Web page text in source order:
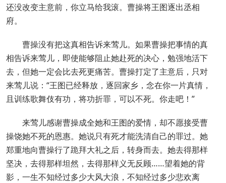
还没改变主意前，你立马给我滚。曹操将王图逐出丞相
府。
曹操没有把这真相告诉来莺儿。如果曹操把事情的真
相告诉来莺儿，即使能够阻止她赴死的决心，勉强地活下
去，但她一定会比去死更痛苦。曹操打定了主意后，只对
来莺儿说：“王图已经释放，逐回家乡，念在你一片真情，
且训练歌舞伎有功，将功折罪，可以不死。你走吧！”
来莺儿感谢曹操成全她和王图的爱情，却不愿接受曹
操饶她不死的恩惠。她说只有死才能洗清自己的罪过。她
郑重地向曹操行了跪拜大礼之后，转身而去。她去得那样
坚决，去得那样坦然，去得那样义无反顾……望着她的背
影，一生不知经过多少大风大浪，不知经过多少悲欢离